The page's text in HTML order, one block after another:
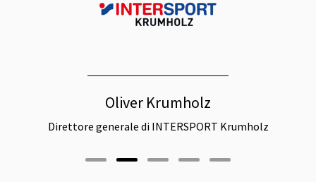
Oliver Krumholz
Direttore generale di INTERSPORT Krumholz